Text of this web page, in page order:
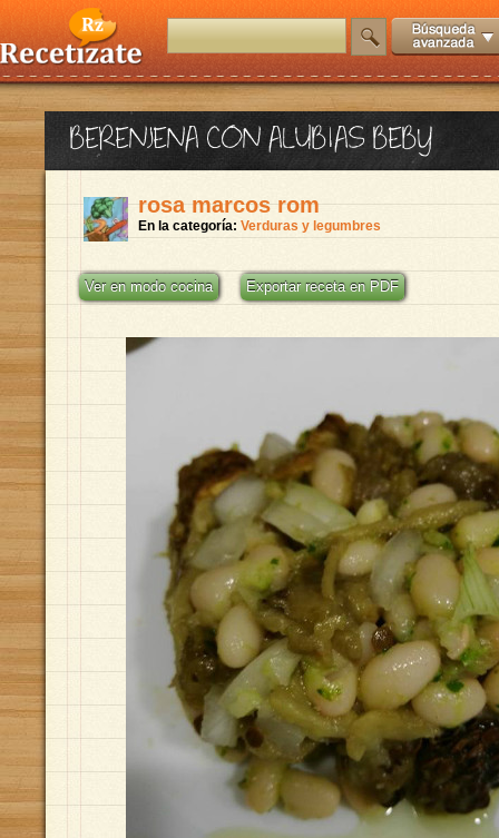
BERENJENA CON ALUBIAS BEBY
rosa marcos rom
En la categoría: Verduras y legumbres
Ver en modo cocina Exportar receta en PDF